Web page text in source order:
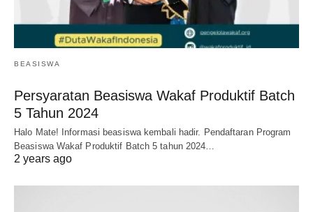
BEASISWA
Persyaratan Beasiswa Wakaf Produktif Batch
5 Tahun 2024
Halo Mate! Informasi beasiswa kembali hadir. Pendaftaran Program
Beasiswa Wakaf Produktif Batch 5 tahun 2024…
2 years ago